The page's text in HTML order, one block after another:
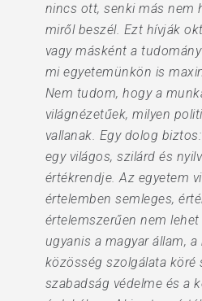
nincs ott, senki más nem
miről beszél. Ezt hívják
vagy másként a
mi egyetemünkön is
Nem tudom, hogy a
világnézetűek, milyen
vallanak. Egy dolog
egy világos, szilárd és
értékrendje. Az egyetem
értelemben semleges,
értelemszerűen nem
ugyanis a magyar állam,
közösség szolgálata köré
szabadság védelme és a